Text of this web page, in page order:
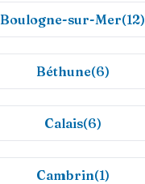
Boulogne-sur-Mer(12)
Béthune(6)
Calais(6)
Cambrin(1)